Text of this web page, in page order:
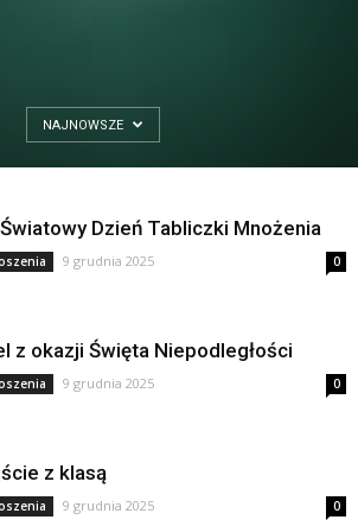
NAJNOWSZE
Dzień Tabliczki Mnożenia
9 grudnia 2025 0
z okazji Święta Niepodległości
9 grudnia 2025 0
z klasą
9 grudnia 2025 0